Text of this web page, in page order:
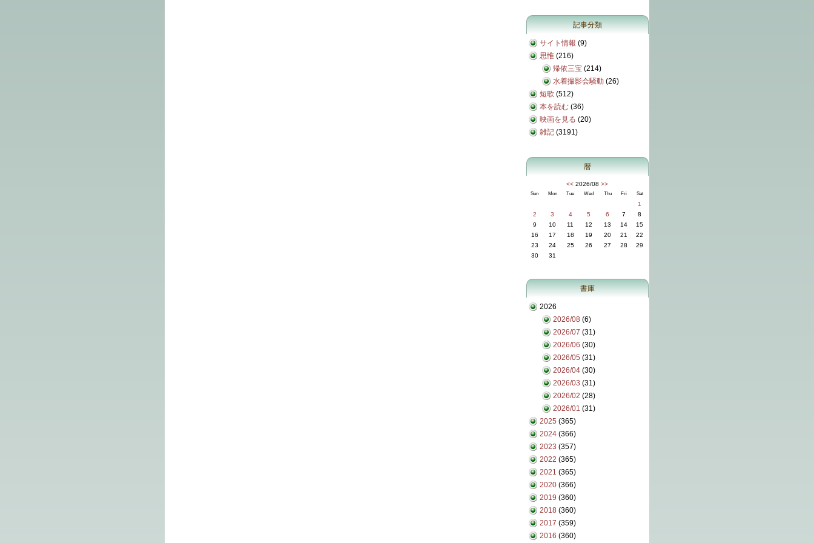
記事分類
サイト情報 (9)
思惟 (216)
帰依三宝 (214)
水着撮影会騒動 (26)
短歌 (512)
本を読む (36)
映画を見る (20)
雑記 (3191)
暦
<< 2026/08 >>
Sun Mon Tue Wed Thu Fri Sat
1
2
3 4 5 6 7
8
9
10 11 12 13 14
15
16
17 18 19 20 21
22
23
24 25 26 27 28
29
30
31
書庫
2026
2026/08 (6)
2026/07 (31)
2026/06 (30)
2026/05 (31)
2026/04 (30)
2026/03 (31)
2026/02 (28)
2026/01 (31)
2025 (365)
2024 (366)
2023 (357)
2022 (365)
2021 (365)
2020 (366)
2019 (360)
2018 (360)
2017 (359)
2016 (360)